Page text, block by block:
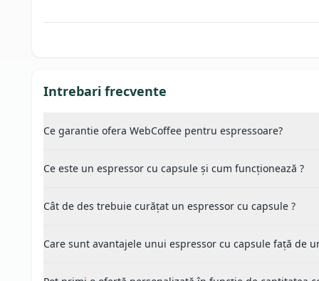
Intrebari frecvente
Ce garantie ofera WebCoffee pentru espressoare?
Ce este un espressor cu capsule și cum funcționează ?
Cât de des trebuie curățat un espressor cu capsule ?
Care sunt avantajele unui espressor cu capsule față de